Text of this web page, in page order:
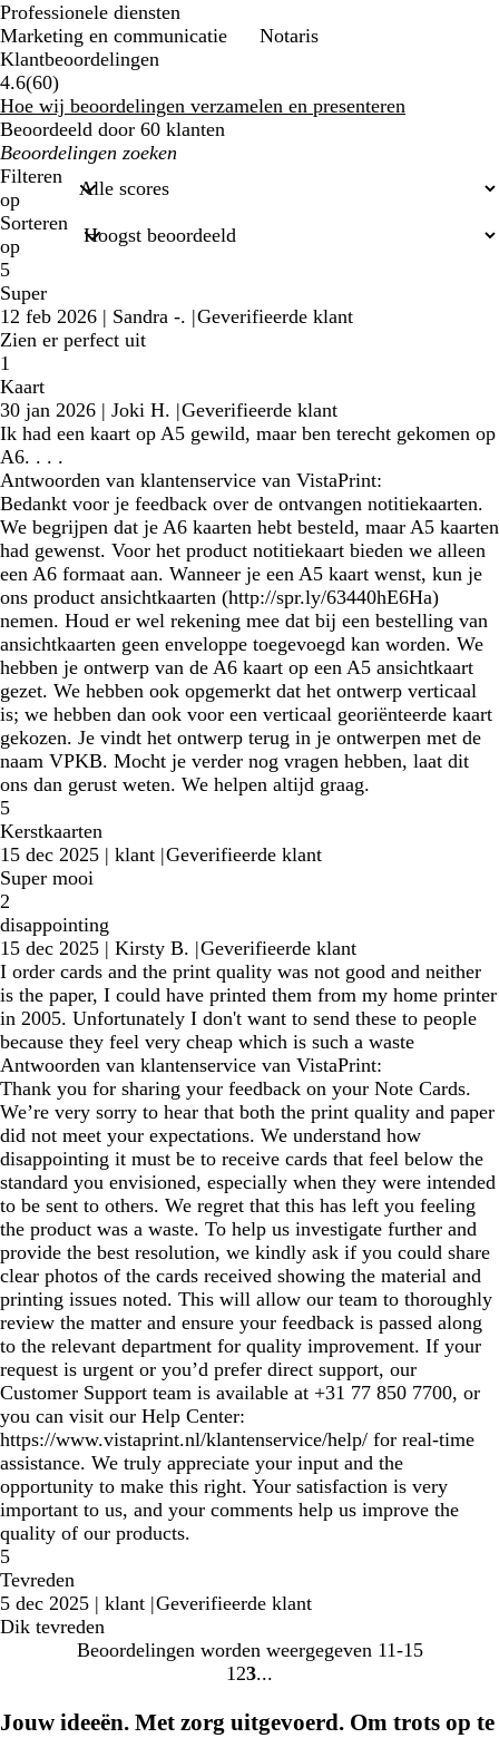
Professionele diensten
Marketing en communicatie
Notaris
Klantbeoordelingen
4.6(6060
klantbeoordelingen
)
Hoe wij beoordelingen verzamelen en presenteren
Beoordeeld door 60 klanten
Mijn
zoekopdrachten
Filteren
op
Sorteren
op
5
Super
12 feb 2026 | Sandra -. |Geverifieerde klant
Zien er perfect uit
1
Kaart
30 jan 2026 | Joki H. |Geverifieerde klant
Ik had een kaart op A5 gewild, maar ben terecht gekomen op
A6. . . .
Antwoorden van klantenservice van VistaPrint:
Bedankt voor je feedback over de ontvangen notitiekaarten.
We begrijpen dat je A6 kaarten hebt besteld, maar A5 kaarten
had gewenst. Voor het product notitiekaart bieden we alleen
een A6 formaat aan. Wanneer je een A5 kaart wenst, kun je
ons product ansichtkaarten (http://spr.ly/63440hE6Ha)
nemen. Houd er wel rekening mee dat bij een bestelling van
ansichtkaarten geen enveloppe toegevoegd kan worden. We
hebben je ontwerp van de A6 kaart op een A5 ansichtkaart
gezet. We hebben ook opgemerkt dat het ontwerp verticaal
is; we hebben dan ook voor een verticaal georiënteerde kaart
gekozen. Je vindt het ontwerp terug in je ontwerpen met de
naam VPKB. Mocht je verder nog vragen hebben, laat dit
ons dan gerust weten. We helpen altijd graag.
5
Kerstkaarten
15 dec 2025 | klant |Geverifieerde klant
Super mooi
2
disappointing
15 dec 2025 | Kirsty B. |Geverifieerde klant
I order cards and the print quality was not good and neither
is the paper, I could have printed them from my home printer
in 2005. Unfortunately I don't want to send these to people
because they feel very cheap which is such a waste
Antwoorden van klantenservice van VistaPrint:
Thank you for sharing your feedback on your Note Cards.
We’re very sorry to hear that both the print quality and paper
did not meet your expectations. We understand how
disappointing it must be to receive cards that feel below the
standard you envisioned, especially when they were intended
to be sent to others. We regret that this has left you feeling
the product was a waste. To help us investigate further and
provide the best resolution, we kindly ask if you could share
clear photos of the cards received showing the material and
printing issues noted. This will allow our team to thoroughly
review the matter and ensure your feedback is passed along
to the relevant department for quality improvement. If your
request is urgent or you’d prefer direct support, our
Customer Support team is available at +31 77 850 7700, or
you can visit our Help Center:
https://www.vistaprint.nl/klantenservice/help/ for real‑time
assistance. We truly appreciate your input and the
opportunity to make this right. Your satisfaction is very
important to us, and your comments help us improve the
quality of our products.
5
Tevreden
5 dec 2025 | klant |Geverifieerde klant
Dik tevreden
Beoordelingen worden weergegeven 11-15
Naar
1 Naar
2 Naar
3
Jouw ideeën. Met zorg uitgevoerd. Om trots op te